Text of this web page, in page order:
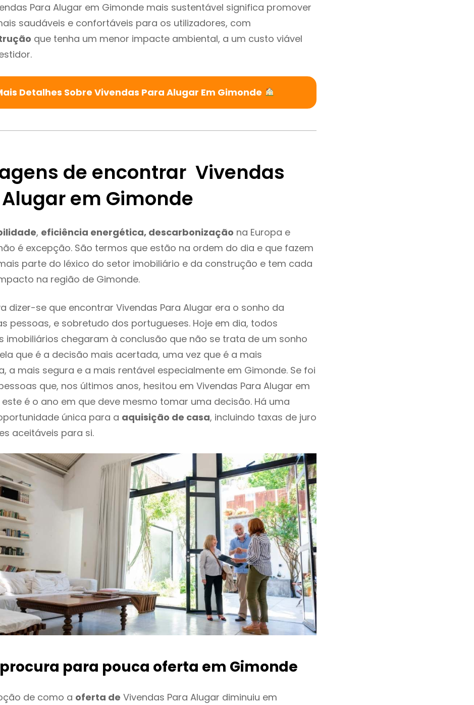
Para Alugar em Gimonde mais sustentável significa promover
saudáveis e confortáveis para os utilizadores, com
que tenha um menor impacte ambiental, a um custo viável
Detalhes Sobre Vivendas Para Alugar Em Gimonde
de encontrar Vivendas
em Gimonde
, eficiência energética, descarbonização na Europa e
é excepção. São termos que estão na ordem do dia e que fazem
parte do léxico do setor imobiliário e da construção e tem cada
na região de Gimonde.
dizer-se que encontrar Vivendas Para Alugar era o sonho da
pessoas, e sobretudo dos portugueses. Hoje em dia, todos
imobiliários chegaram à conclusão que não se trata de um sonho
que é a decisão mais acertada, uma vez que é a mais
a mais segura e a mais rentável especialmente em Gimonde. Se foi
que, nos últimos anos, hesitou em Vivendas Para Alugar em
este é o ano em que deve mesmo tomar uma decisão. Há uma
única para a aquisição de casa, incluindo taxas de juro
aceitáveis para si.
para pouca oferta em Gimonde
de como a oferta de Vivendas Para Alugar diminuiu em